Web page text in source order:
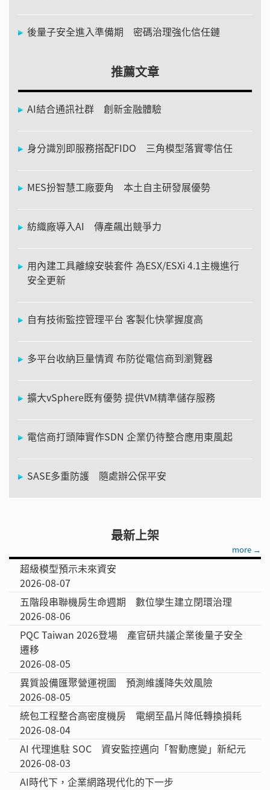
後量子安全進入準備期 密碼治理強化信任鏈
推薦文章
AI結合通訊社群 創新金融體驗
身分識別即服務搭配FIDO 三角模型落實零信任
MES扮智慧工廠要角 本土自主研發展優勢
紡織廠導入AI 傳產飆出競爭力
用內建工具離線安裝套件 為ESX/ESXi 4.1主機進行
安全更新
自有技術監控管理平台 客製化快掌握度高
多平台收納巨量情資 布防從電信商到瀏覽器
擴大vSphere既有優勢 提供VM精準儲存服務
電信商打頭陣實作SDN 企業仍待整合應用東風起
SASE多重防護 隨處辦公保平安
最新上架
more →
超級模型預示未來資安
2026-08-07
五階段串聯機房生命週期 數位孿生建立閉環治理
2026-08-06
PQC Taiwan 2026登場 產官研共議企業後量子安全
遷移
2026-08-05
異質設備匯聚營運視圖 預測維護降失效風險
2026-08-05
統包工程整合高密度機房 電網至晶片降低轉換損耗
2026-08-04
AI 代理進駐 SOC 資安監控邁向「智動應變」新紀元
2026-08-03
AI時代下，企業網路現代化的下一步